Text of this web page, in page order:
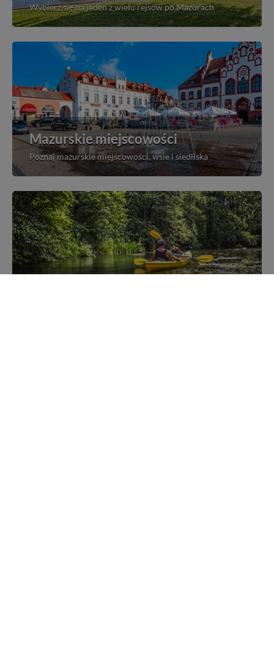
Wybierz się na jeden z wielu rejsów po Mazurach
Mazurskie miejscowości
Poznaj mazurskie miejscowości, wsie i siedliska